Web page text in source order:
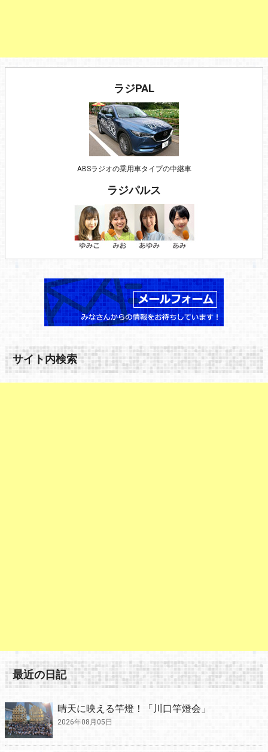
ラジPAL
ABSラジオの乗用車タイプの中継車
ラジパルス
サイト内検索
最近の日記
晴天に映える竿燈！「川口竿燈会」
2026年08月05日